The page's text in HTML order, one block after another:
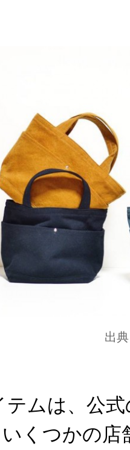
出
テムは、公
くつかの